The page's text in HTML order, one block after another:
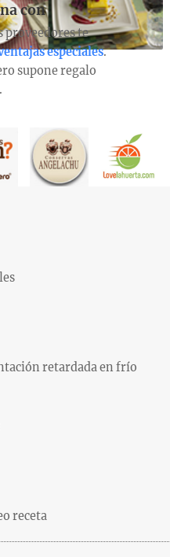
con
proveedores te
especiales.
supone regalo
retardada en frío
receta